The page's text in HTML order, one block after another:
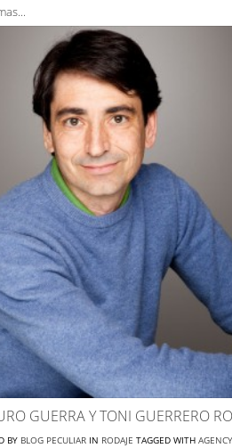
GUERRA Y TONI GUERRERO
BY BLOG PECULIAR IN RODAJE TAGGED WITH AGENCY